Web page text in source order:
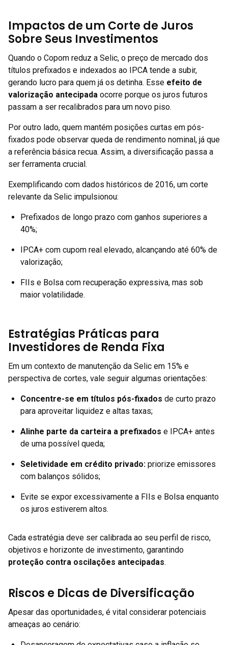
Impactos de um Corte de Juros
Sobre Seus Investimentos
Quando o Copom reduz a Selic, o preço de mercado dos
títulos prefixados e indexados ao IPCA tende a subir,
gerando lucro para quem já os detinha. Esse efeito de
valorização antecipada ocorre porque os juros futuros
passam a ser recalibrados para um novo piso.
Por outro lado, quem mantém posições curtas em pós-
fixados pode observar queda de rendimento nominal, já que
a referência básica recua. Assim, a diversificação passa a
ser ferramenta crucial.
Exemplificando com dados históricos de 2016, um corte
relevante da Selic impulsionou:
Prefixados de longo prazo com ganhos superiores a
40%;
IPCA+ com cupom real elevado, alcançando até 60% de
valorização;
FIIs e Bolsa com recuperação expressiva, mas sob
maior volatilidade.
Estratégias Práticas para
Investidores de Renda Fixa
Em um contexto de manutenção da Selic em 15% e
perspectiva de cortes, vale seguir algumas orientações:
Concentre-se em títulos pós-fixados de curto prazo
para aproveitar liquidez e altas taxas;
Alinhe parte da carteira a prefixados e IPCA+ antes
de uma possível queda;
Seletividade em crédito privado: priorize emissores
com balanços sólidos;
Evite se expor excessivamente a FIIs e Bolsa enquanto
os juros estiverem altos.
Cada estratégia deve ser calibrada ao seu perfil de risco,
objetivos e horizonte de investimento, garantindo
proteção contra oscilações antecipadas.
Riscos e Dicas de Diversificação
Apesar das oportunidades, é vital considerar potenciais
ameaças ao cenário: